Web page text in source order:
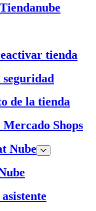
tienda
de la tienda
Shops
Nube